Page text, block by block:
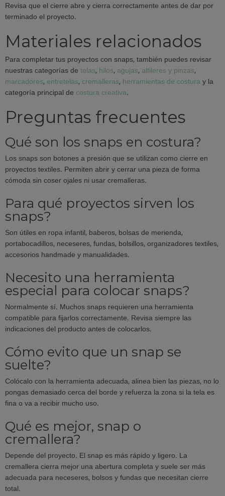
Revisa que el cierre abre y cierra correctamente antes de dar por
terminado el proyecto.
Materiales relacionados
Para completar tus proyectos con snaps, también puedes revisar
nuestras categorías de telas, hilos, agujas, alfileres y pinzas,
marcadores, entretelas, cremalleras, herramientas de costuray la
categoría principal de costura creativa.
Preguntas frecuentes
Qué son los snaps en costura?
Los snaps son botones a presión que se utilizan como cierre en
proyectos textiles. Permiten abrir y cerrar una pieza de forma
cómoda sin coser ojales ni usar cremalleras.
Para qué proyectos sirven los
snaps?
Son útiles en ropa infantil, baberos, bolsas de merienda,
portabocadillos, neceseres, fundas, bolsillos, organizadores textiles,
accesorios handmade y manualidades.
Necesito una herramienta
especial para colocar snaps?
Normalmente sí. Muchos snaps requieren una herramienta
compatible para fijarlos correctamente. Revisa siempre las
indicaciones del producto antes de colocarlos.
Cómo evito que un snap se
suelte?
Colócalo con la herramienta adecuada, alinea bien las piezas, no lo
pongas demasiado cerca del borde y refuerza la zona si la tela es
fina o va a recibir mucho uso.
Qué es mejor, snap o
cremallera?
Depende del proyecto. El snap es más rápido y ligero. La
cremallera cierra mejor una abertura completa y suele ser más
adecuada para neceseres, bolsos y fundas que necesitan cierre
total.